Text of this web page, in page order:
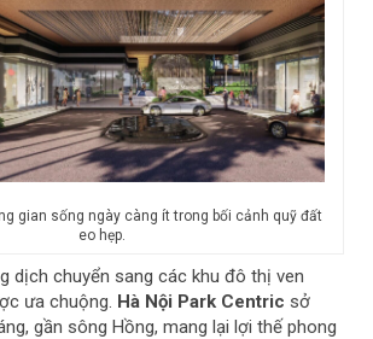
gian sống ngày càng ít trong bối cảnh quỹ đất
eo hẹp.
dịch chuyển sang các khu đô thị ven
ưa chuộng. Hà Nội Park Centric sở
gần sông Hồng, mang lại lợi thế phong